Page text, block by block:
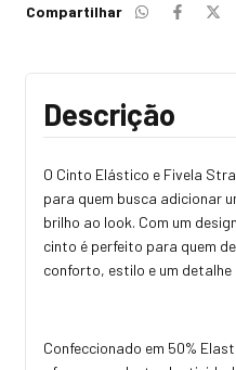
Compartilhar
Descrição
O Cinto Elástico e Fivela
para quem busca adicionar
brilho ao look. Com um
cinto é perfeito para quem
conforto, estilo e um detalhe
Confeccionado em 50%